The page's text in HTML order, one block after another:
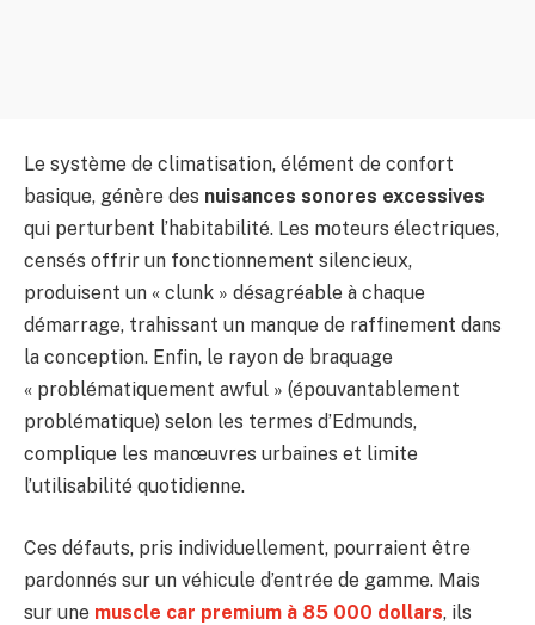
Le système de climatisation, élément de confort
basique, génère des nuisances sonores excessives
qui perturbent l’habitabilité. Les moteurs électriques,
censés offrir un fonctionnement silencieux,
produisent un « clunk » désagréable à chaque
démarrage, trahissant un manque de raffinement dans
la conception. Enfin, le rayon de braquage
« problématiquement awful » (épouvantablement
problématique) selon les termes d’Edmunds,
complique les manœuvres urbaines et limite
l’utilisabilité quotidienne.
Ces défauts, pris individuellement, pourraient être
pardonnés sur un véhicule d’entrée de gamme. Mais
sur une muscle car premium à 85 000 dollars, ils